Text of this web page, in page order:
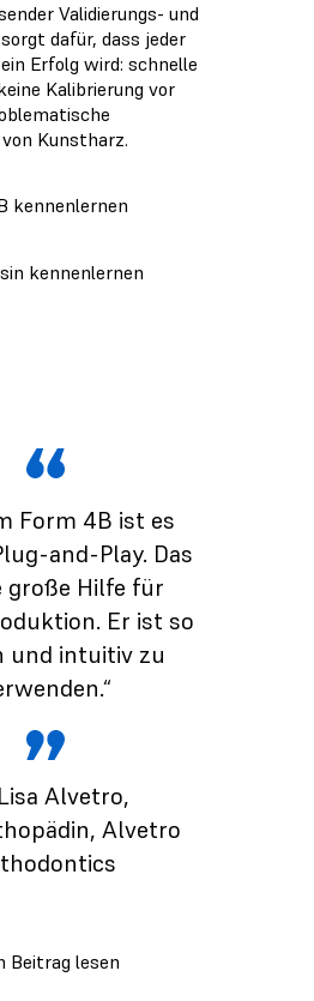
Validierungs- und
dafür, dass jeder
Erfolg wird: schnelle
Kalibrierung vor
Kunstharz.
kennenlernen
kennenlernen
Form 4B ist es
and-Play. Das
große Hilfe für
Er ist so
und intuitiv zu
Alvetro,
Alvetro
Beitrag lesen